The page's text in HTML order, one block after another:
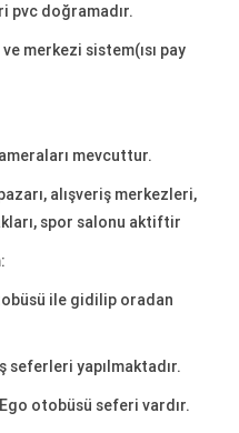
pvc doğramadır.
ve merkezi sistem(ısı pay
mevcuttur.
alışveriş merkezleri,
spor salonu aktiftir
ile gidilip oradan
seferleri yapılmaktadır.
otobüsü seferi vardır.